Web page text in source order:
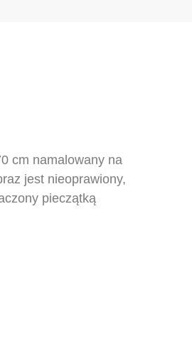
cm namalowany na
jest nieoprawiony,
pieczątką